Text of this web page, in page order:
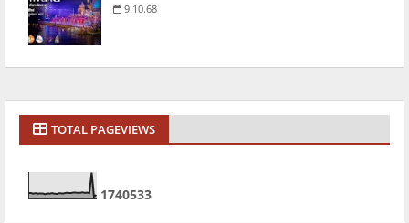
9.10.68
TOTAL PAGEVIEWS
1740533